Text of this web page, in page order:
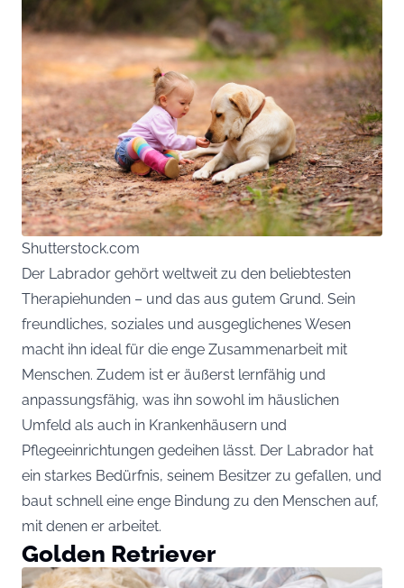
Shutterstock.com
Der Labrador gehört weltweit zu den beliebtesten
Therapiehunden – und das aus gutem Grund. Sein
freundliches, soziales und ausgeglichenes Wesen
macht ihn ideal für die enge Zusammenarbeit mit
Menschen. Zudem ist er äußerst lernfähig und
anpassungsfähig, was ihn sowohl im häuslichen
Umfeld als auch in Krankenhäusern und
Pflegeeinrichtungen gedeihen lässt. Der Labrador hat
ein starkes Bedürfnis, seinem Besitzer zu gefallen, und
baut schnell eine enge Bindung zu den Menschen auf,
mit denen er arbeitet.
Golden Retriever